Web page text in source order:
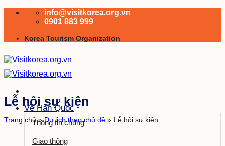
dung
info@visitkorea.org.vn
0901 883 999
Korea Tourism Organization
Về Hàn Quốc
Thông tin chung
Giao thông
Lễ hội sự kiện
Trang chủ»Du lịch theo chủ đề » Lễ hội sự kiện